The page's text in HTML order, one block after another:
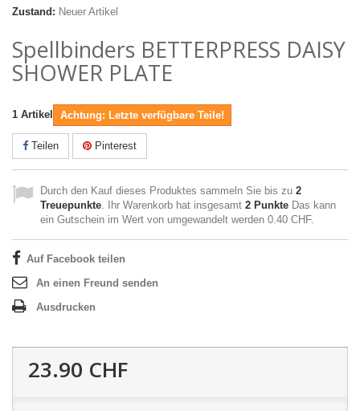
Zustand: Neuer Artikel
Spellbinders BETTERPRESS DAISY
SHOWER PLATE
1 Artikel Achtung: Letzte verfügbare Teile!
Teilen Pinterest
Durch den Kauf dieses Produktes sammeln Sie bis zu 2
Treuepunkte. Ihr Warenkorb hat insgesamt 2 Punkte Das kann
ein Gutschein im Wert von umgewandelt werden 0.40 CHF.
Auf Facebook teilen
An einen Freund senden
Ausdrucken
23.90 CHF